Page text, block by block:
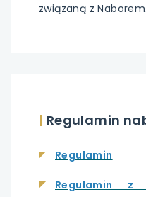
związaną z Naborem.
| Regulamin
Regulamin
Regulamin